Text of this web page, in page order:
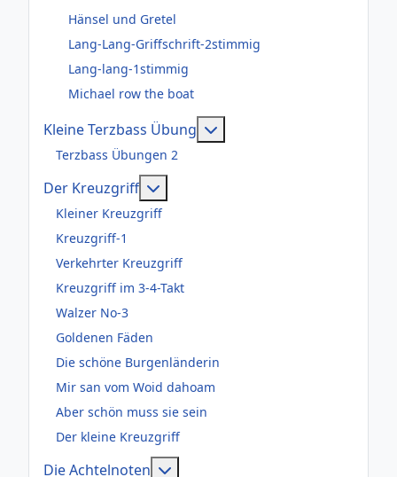
Hänsel und Gretel
Lang-Lang-Griffschrift-2stimmig
Lang-lang-1stimmig
Michael row the boat
Kleine Terzbass Übung
Terzbass Übungen 2
Der Kreuzgriff
Kleiner Kreuzgriff
Kreuzgriff-1
Verkehrter Kreuzgriff
Kreuzgriff im 3-4-Takt
Walzer No-3
Goldenen Fäden
Die schöne Burgenländerin
Mir san vom Woid dahoam
Aber schön muss sie sein
Der kleine Kreuzgriff
Die Achtelnoten